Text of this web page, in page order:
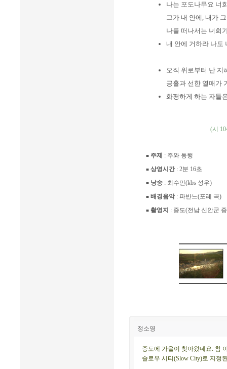
나는 포도나무요 너
그가 내 안에, 내가
나를 떠나서는 너희
내 안에 거하라 나도
오직 위로부터 난 지
긍휼과 선한 열매가
화평하게 하는 자들
(시
■ 주제 : 주와 동행
■ 상영시간: 2분 16초
■ 낭송 : 최수민(kbs 성우)
■ 배경음악: 파반느(포레 곡)
■ 촬영지 : 증도(전남 신안군
정소영
증도에 가을이 찾아왔네요. 참
슬로우 시티(Slow City)로 지정